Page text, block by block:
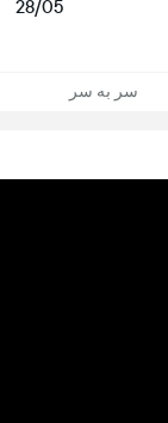
28/05
سر به سر